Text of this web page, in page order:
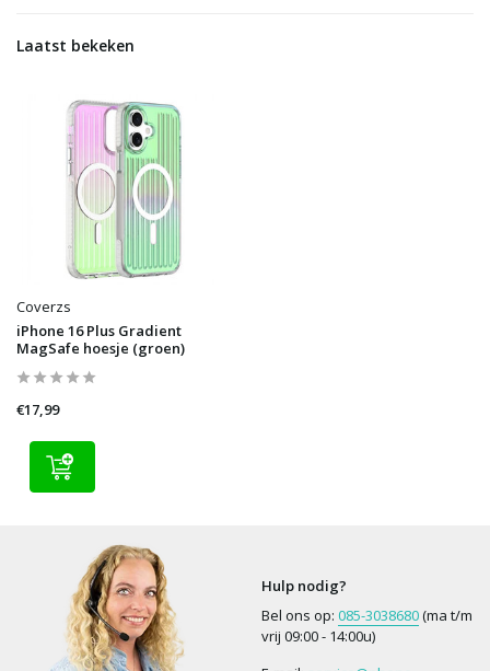
Laatst bekeken
Coverzs
iPhone 16 Plus Gradient
MagSafe hoesje (groen)
€17,99
Hulp nodig?
Bel ons op: 085-3038680(ma t/m
vrij 09:00 - 14:00u)